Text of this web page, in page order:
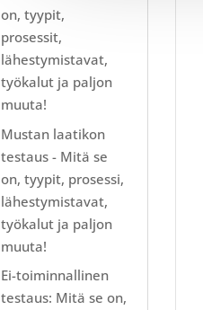
on, tyypit,
prosessit,
lähestymistavat,
työkalut ja paljon
muuta!
Mustan laatikon
testaus - Mitä se
on, tyypit, prosessi,
lähestymistavat,
työkalut ja paljon
muuta!
Ei-toiminnallinen
testaus: Mitä se on,